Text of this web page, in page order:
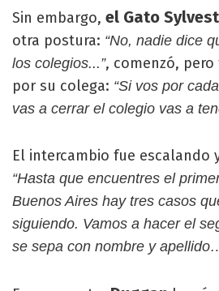
Sin embargo, el Gato
otra postura: “No, nadie dice
los colegios...”, comenzó,
por su colega: “Si vos por
vas a cerrar el colegio vas a
El intercambio fue escalando
“Hasta que encuentres el
Buenos Aires hay tres casos
siguiendo. Vamos a hacer el
se sepa con nombre y